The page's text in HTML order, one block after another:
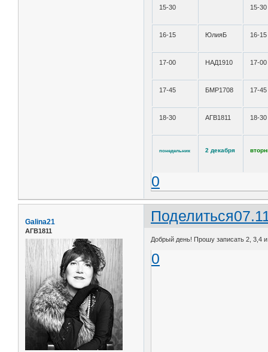
15-30 15-30
16-15 ЮлияБ 16-15
17-00 НАД1910 17-00
17-45 БМР1708 17-45
18-30 АГВ1811 18-30
понедельник 2 декабря
0
Поделиться
Galina21
АГВ1811
Добрый день! Прошу записать 2, 3,4
0